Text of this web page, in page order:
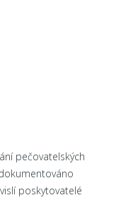
pečovatelských
poskytovatelé